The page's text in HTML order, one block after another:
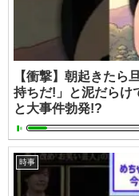
【衝撃】朝起きたら
持ちだ!」と泥だら
と大事件勃発!?
時事